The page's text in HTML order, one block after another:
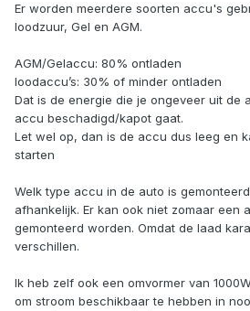
Er worden meerdere soorten accu's
loodzuur, Gel en AGM.
AGM/Gelaccu: 80% ontladen
loodaccu’s: 30% of minder ontladen
Dat is de energie die je ongeveer uit de
accu beschadigd/kapot gaat.
Let wel op, dan is de accu dus leeg en
starten
Welk type accu in de auto is
afhankelijk. Er kan ook niet zomaar een
gemonteerd worden. Omdat de laad
verschillen.
Ik heb zelf ook een omvormer van
om stroom beschikbaar te hebben in